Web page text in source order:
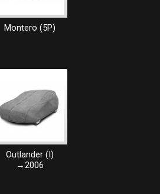
Montero (5P)
Outlander (I)
→2006